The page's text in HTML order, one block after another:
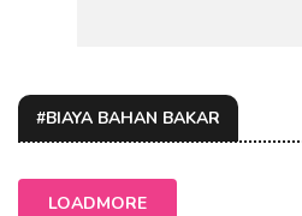
#BIAYA BAHAN BAKAR
LOADMORE